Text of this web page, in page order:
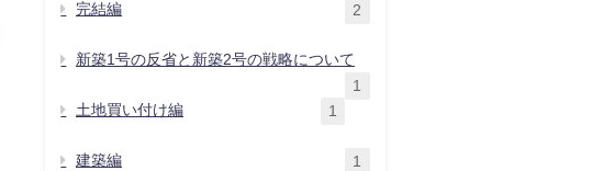
完結編 2
新築1号の反省と新築2号の戦略について
1
土地買い付け編
1
建築編 1